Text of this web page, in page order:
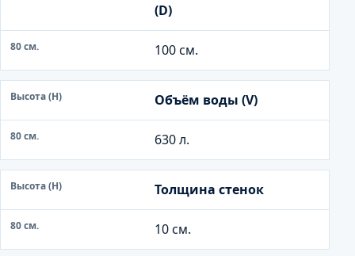
с
о
т
8
0
с
м
(D)
100 см.
Объём воды (V)
630 л.
Толщина стенок
10 см.